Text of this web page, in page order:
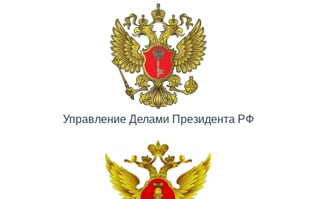
Управление Делами Президента РФ